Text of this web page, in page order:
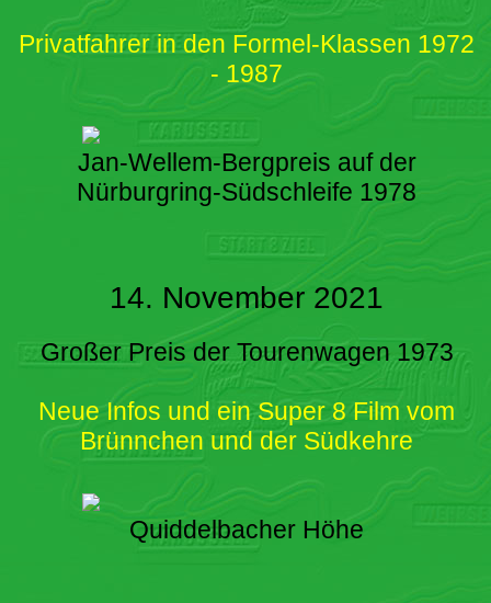
Privatfahrer in den Formel-Klassen 1972
- 1987
Jan-Wellem-Bergpreis auf der
Nürburgring-Südschleife 1978
14. November 2021
Großer Preis der Tourenwagen 1973
Neue Infos und ein Super 8 Film vom
Brünnchen und der Südkehre
Quiddelbacher Höhe